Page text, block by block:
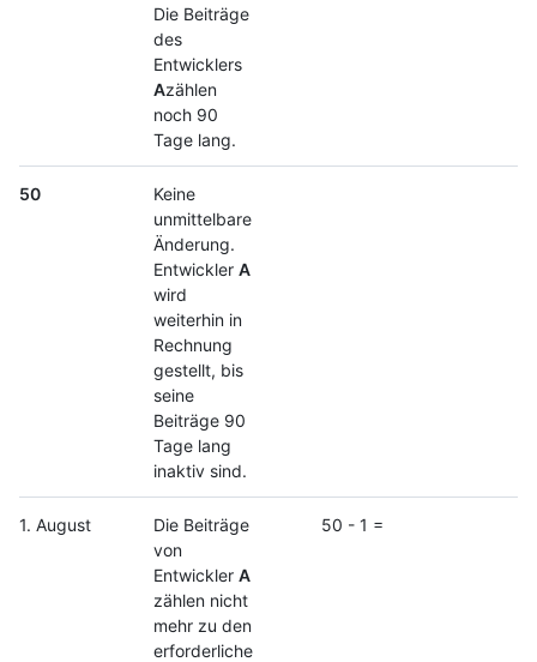
Die Beiträge
des
Entwicklers
Azählen
noch 90
Tage lang.
50
Keine
unmittelbare
Änderung.
Entwickler A
wird
weiterhin in
Rechnung
gestellt, bis
seine
Beiträge 90
Tage lang
inaktiv sind.
1. August
Die Beiträge
von
Entwickler A
zählen nicht
mehr zu den
erforderliche
50 - 1 =